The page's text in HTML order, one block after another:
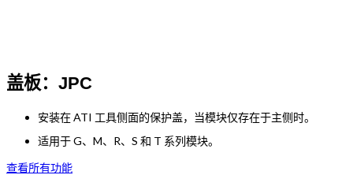
盖板：JPC
安装在 ATI 工具侧面的保护盖，当模块仅存在于主侧时。
适用于 G、M、R、S 和 T 系列模块。
查看所有功能